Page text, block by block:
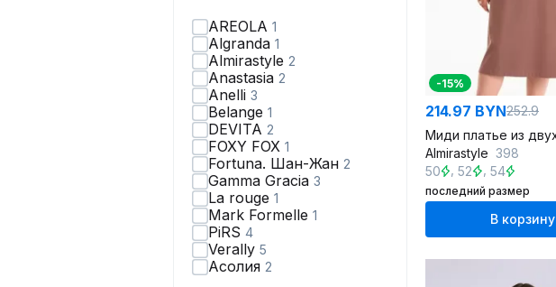
AREOLA 1
Algranda 1
Almirastyle 2
Anastasia 2
Anelli 3
Belange 1
DEVITA 2
FOXY FOX 1
Fortuna. Шан-Жан 2
Gamma Gracia 3
La rouge 1
Mark Formelle 1
PiRS 4
Verally 5
Асолия 2
-15%
214.97 BYN252.9
Almirastyle 398
50
,52 54
последний размер
В корзину